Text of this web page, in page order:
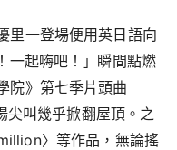
里一登場便用英日語向
一起嗨吧！」瞬間點燃
院》第七季片頭曲
尖叫幾乎掀翻屋頂。之
〉等作品，無論搖